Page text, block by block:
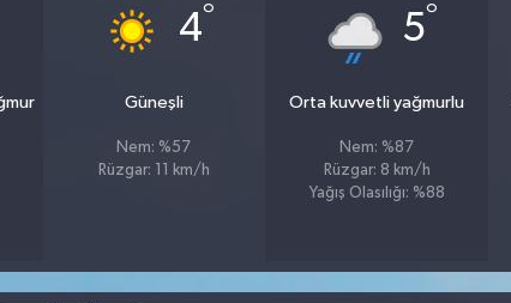
4°
Güneşli
Nem: %57
Rüzgar: 11 km/h
5°
Orta kuvvetli yağmurlu
Nem: %87
Rüzgar: 8 km/h
Yağış Olasılığı: %88